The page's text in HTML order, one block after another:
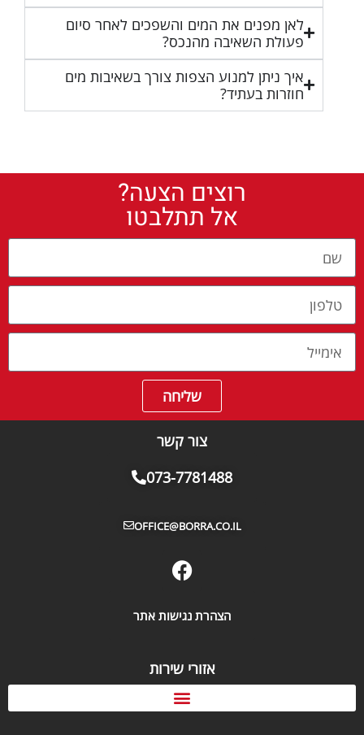
לאן מפנים את המים והשפכים לאחר סיום
פעולת השאיבה מהנכס?
איך ניתן למנוע הצפות צורך בשאיבות מים
חוזרות בעתיד?
אזורי שירות
צור קשר
073-7781488
OFFICE@BORRA.CO.IL
הצהרת נגישות אתר
רוצים הצעה?
אל תתלבטו
שליחה